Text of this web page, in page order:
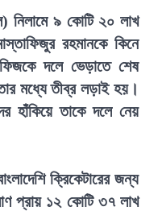
নিলামে ৯ কোটি ২০ লাখ
রহমানকে কিনে
দলে ভেড়াতে শেষ
মধ্যে তীব্র লড়াই হয়।
হাঁকিয়ে তাকে দলে নেয়
ক্রিকেটারের জন্য
প্রায় ১২ কোটি ৩৭ লাখ